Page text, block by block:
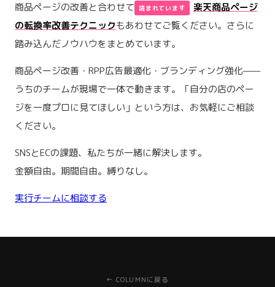
商品ページの改善と合わせて
楽天商品ページ
の転換率改善テクニックもあわせてご覧ください。さらに
踏み込んだノウハウをまとめています。
商品ページ改善・RPP広告最適化・ブランディング強化——
うちのチームが現場で一体で動きます。「自分の店のペー
ジを一度プロに見てほしい」という方は、お気軽にご相談
ください。
SNSとECの課題、私たちが一緒に解決します。
金額自由。期間自由。縛りなし。
実行チームに相談する
← COLUMNに戻る